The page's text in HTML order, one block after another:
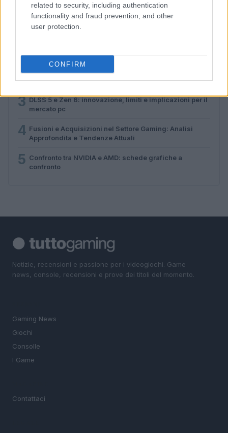
related to security, including authentication
functionality and fraud prevention, and other
user protection.
CONFIRM
Nintendo Switch 2
2 Come aggiornare a EA Play Pro su PC tramite l’EA app
3 DLSS 5 e Zen 6: innovazione, limiti e implicazioni per il
mercato pc
4 Fusioni e Acquisizioni nel Settore Gaming: Analisi
Approfondita e Tendenze Attuali
5 Confronto tra NVIDIA e AMD: schede grafiche a
confronto
Notizie, recensioni e passione per i videogiochi. Game
news, console, recensioni e prove dei titoli del momento.
Gaming News
Giochi
Consolle
I Game
Contattaci